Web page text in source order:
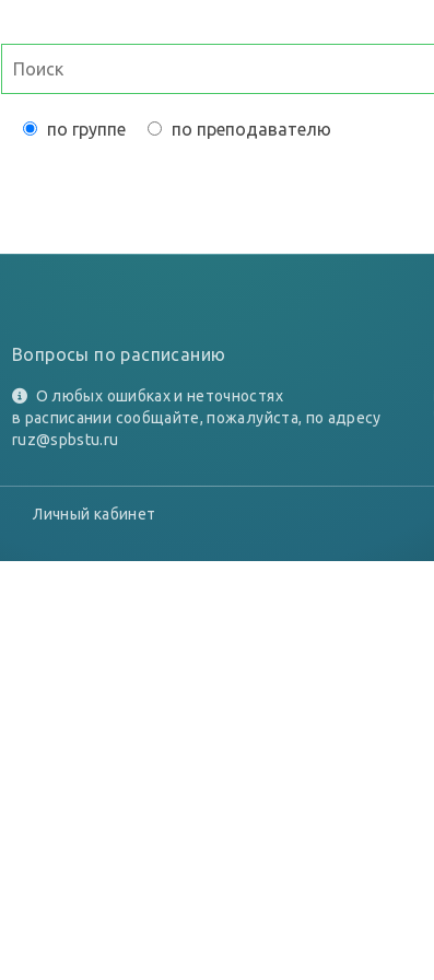
по группе по преподавателю
Вопросы по расписанию
О любых ошибках и неточностях
в расписании сообщайте, пожалуйста, по адресу
ruz@spbstu.ru
Личный кабинет